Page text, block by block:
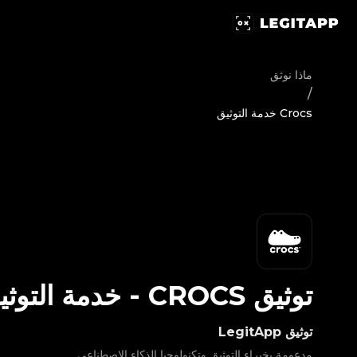
ماذا نوثق
/
Crocs خدمة التوثيق
توثيق LegitApp
توثيق CROCS
- خدمة